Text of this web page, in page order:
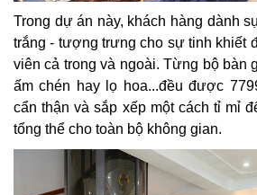
Trong dự án này, khách hàng dành
trắng - tượng trưng cho sự tinh khiết
viên cả trong và ngoài. Từng bộ bàn
ấm chén hay lọ hoa...đều được
cẩn thận và sắp xếp một cách tỉ mỉ
tổng thể cho toàn bộ không gian.